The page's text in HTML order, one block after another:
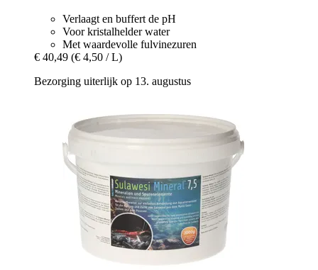
Verlaagt en buffert de pH
Voor kristalhelder water
Met waardevolle fulvinezuren
€ 40,49 (€ 4,50 / L)
Bezorging uiterlijk op 13. augustus